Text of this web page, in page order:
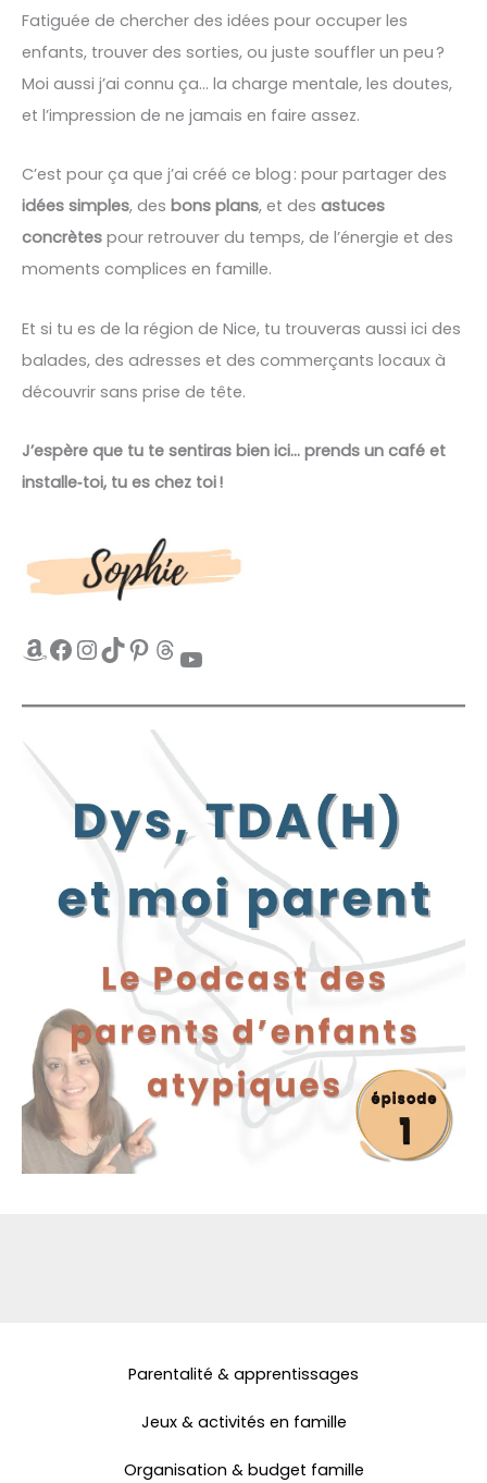
Fatiguée de chercher des idées pour occuper les
enfants, trouver des sorties, ou juste souffler un peu ?
Moi aussi j’ai connu ça… la charge mentale, les doutes,
et l’impression de ne jamais en faire assez.
C’est pour ça que j’ai créé ce blog : pour partager des
idées simples, des bons plans, et des astuces
concrètes pour retrouver du temps, de l’énergie et des
moments complices en famille.
Et si tu es de la région de Nice, tu trouveras aussi ici des
balades, des adresses et des commerçants locaux à
découvrir sans prise de tête.
J’espère que tu te sentiras bien ici… prends un café et
installe‑toi, tu es chez toi !
Amazon Facebook InstagramTikTok Pinterest Threads YouTube
Parentalité & apprentissages
Jeux & activités en famille
Organisation & budget famille